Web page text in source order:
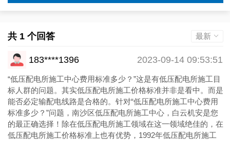
共 1 个回答 最新
183****1396 2023-09-14 09:53:51
“低压配电所施工中心费用标准多少？”这是有低压配电所施工目
标人群的问题。其实低压配电所施工价格标准并非是看中。而是
能否必定输配电线路是合格的。针对“低压配电所施工中心费用
标准多少？”问题，南沙区低压配电所施工中心，白云机安是您
的最正确选择！除在低压配电所施工领域在这一领域绝佳的，在
低压配电所施工价格标准上也有优势，1992年低压配电所施工